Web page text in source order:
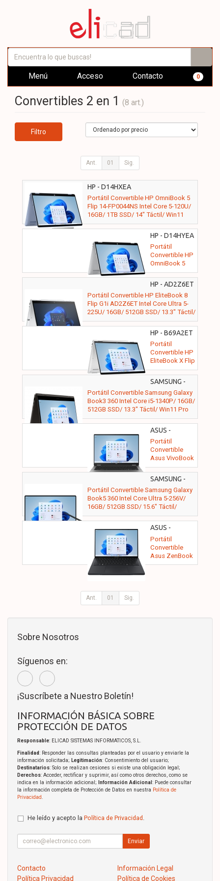
Menú Acceso Contacto 0
Convertibles 2 en 1 (8 art.)
Filtro
Ant. 01 Sig.
HP - D14HXEA
Portátil Convertible HP OmniBook 5
Flip 14-FP0044NS Intel Core 5-120U/
16GB/ 1TB SSD/ 14" Táctil/ Win11
HP - D14HYEA
Portátil
Convertible HP
OmniBook 5
Flip 14-
FP0045NS Intel
Core 7-150U/
16GB/ 1TB
SSD/ 14" Táctil/
Win11
HP - AD2Z6ET
Portátil Convertible HP EliteBook 8
Flip G1i AD2Z6ET Intel Core Ultra 5-
225U/ 16GB/ 512GB SSD/ 13.3" Táctil/
Win11 Pro
HP - B69A2ET
Portátil
Convertible HP
EliteBook X Flip
G1i B69A2ET
Intel Core Ultra
5-226V/ 16GB/
512GB SSD/
14" Táctil/
Win11 Pro
SAMSUNG -
NP734QFG-
KA1ES
Portátil Convertible Samsung Galaxy
Book3 360 Intel Core i5-1340P/ 16GB/
512GB SSD/ 13.3" Táctil/ Win11 Pro
ASUS -
90NB14Y1-
M00KU0
Portátil
Convertible
Asus VivoBook
Flip TP3407SA-
SG180W Intel
Core Ultra 7-
258V/ 32GB/
1TB SSD/ 14"
Táctil/ Win11
SAMSUNG -
NP754QHA-
KA1ES
Portátil Convertible Samsung Galaxy
Book5 360 Intel Core Ultra 5-256V/
16GB/ 512GB SSD/ 15.6" Táctil/
Win11 Pro
ASUS -
90NB14X1-
M00LF0
Portátil
Convertible
Asus ZenBook
Duo OLED
Ant. 01 Sig.
Sobre Nosotros
Síguenos en:
¡Suscríbete a Nuestro Boletín!
INFORMACIÓN BÁSICA SOBRE
PROTECCIÓN DE DATOS
Responsable: ELICAD SISTEMAS INFORMATICOS, S.L.
Finalidad: Responder las consultas planteadas por el usuario y enviarle la
información solicitada; Legitimación: Consentimiento del usuario;
Destinatarios: Solo se realizan cesiones si existe una obligación legal;
Derechos: Acceder, rectificar y suprimir, así como otros derechos, como se
indica en la información adicional;
Información Adicional : Puede consultar
la información completa de Protección de Datos en nuestra Política de
Privacidad.
He leído y acepto la Política de Privacidad .
Enviar
Contacto
Información Legal
Política Privacidad
Política de Cookies